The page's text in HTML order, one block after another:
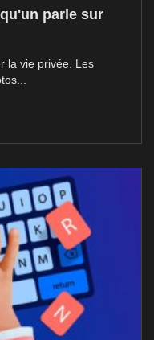
parle sur
la vie privée. Les